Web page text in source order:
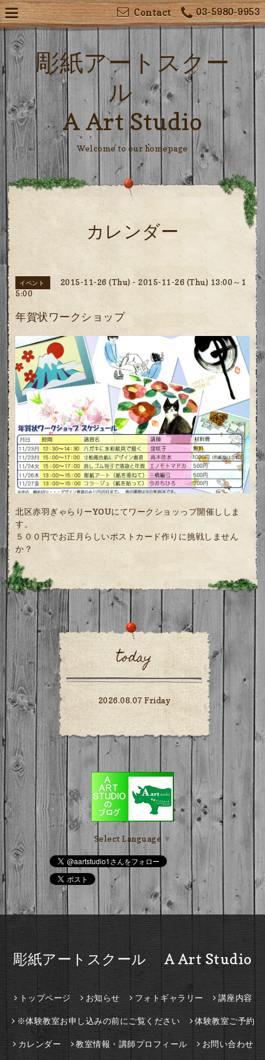
03-5980-9953
Contact
彫紙アートスクー
ル
A Art Studio
Welcome to our homepage
カレンダー
イベント
2015-11-26 (Thu) - 2015-11-26 (Thu) 13:00～1
5:00
年賀状ワークショップ
北区赤羽ぎゃらりーYOUにてワークショッっプ開催ししま
す。
５００円でお正月らしいポストカード作りに挑戦しません
か？
today
2026.08.07 Friday
Select Language ▼
彫紙アートスクール A Art Studio
トップページ お知らせ フォトギャラリー 講座内容
※体験教室お申し込みの前にご覧ください 体験教室ご予約
カレンダー 教室情報・講師プロフィール お問い合わせ